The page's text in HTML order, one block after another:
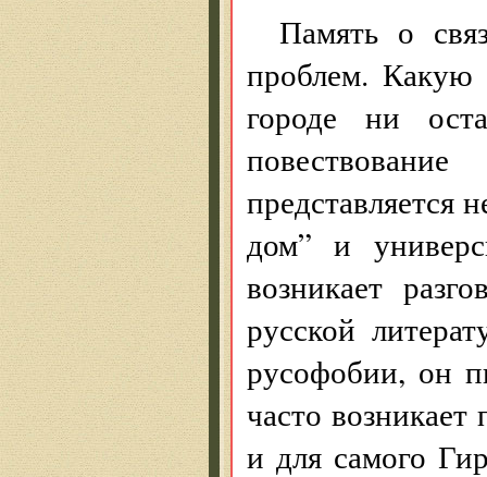
Память о
проблем.
городе ни
представляется
дом” и
возникает
русской
русофобии, он
часто
и для самого